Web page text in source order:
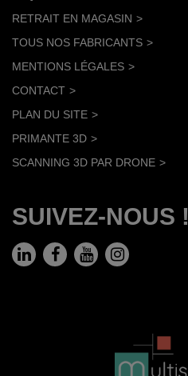
RETRAIT EN MAGASIN
TOUS NOS FABRICANTS
MENTIONS LÉGALES
CONTACT
PLAN DU SITE
PRIMANTE 3D
SCANNING 3D PAR DRONE
SUIVEZ-NOUS !